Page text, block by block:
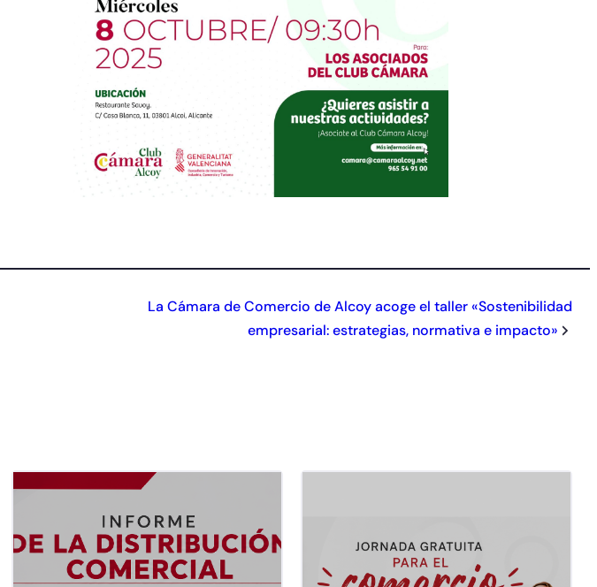
La Cámara de Comercio de Alcoy acoge el taller «Sostenibilidad
empresarial: estrategias, normativa e impacto»